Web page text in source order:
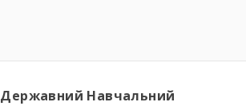
Державний Навчальний